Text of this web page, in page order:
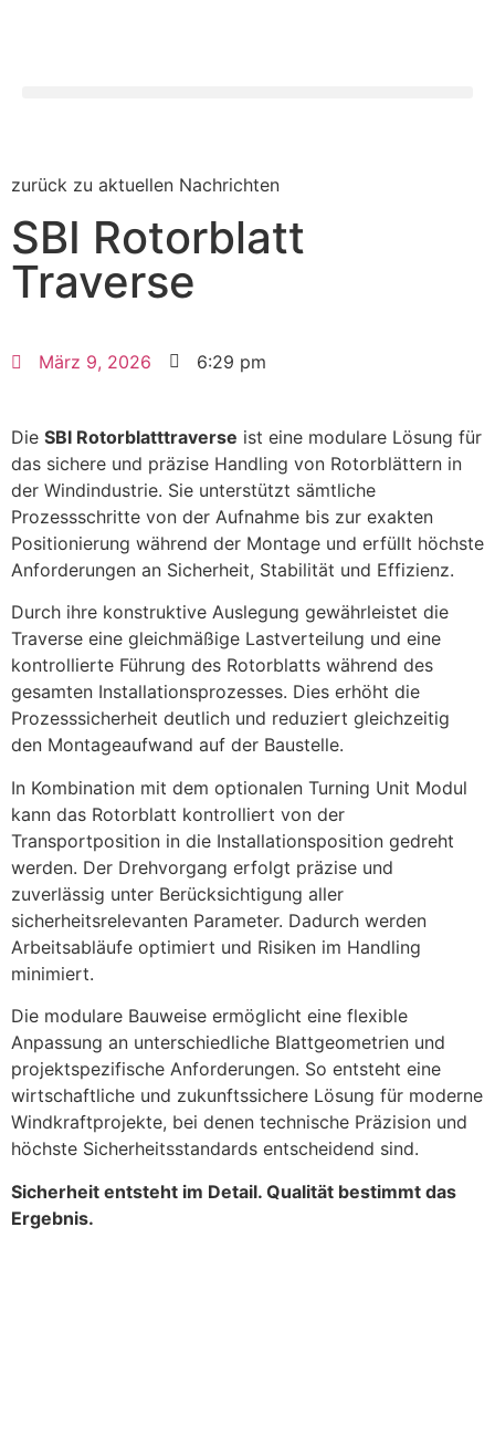
zurück zu aktuellen Nachrichten
SBI Rotorblatt
Traverse
März 9, 2026 6:29 pm
Die SBI Rotorblatttraverse ist eine modulare Lösung für
das sichere und präzise Handling von Rotorblättern in
der Windindustrie. Sie unterstützt sämtliche
Prozessschritte von der Aufnahme bis zur exakten
Positionierung während der Montage und erfüllt höchste
Anforderungen an Sicherheit, Stabilität und Effizienz.
Durch ihre konstruktive Auslegung gewährleistet die
Traverse eine gleichmäßige Lastverteilung und eine
kontrollierte Führung des Rotorblatts während des
gesamten Installationsprozesses. Dies erhöht die
Prozesssicherheit deutlich und reduziert gleichzeitig
den Montageaufwand auf der Baustelle.
In Kombination mit dem optionalen Turning Unit Modul
kann das Rotorblatt kontrolliert von der
Transportposition in die Installationsposition gedreht
werden. Der Drehvorgang erfolgt präzise und
zuverlässig unter Berücksichtigung aller
sicherheitsrelevanten Parameter. Dadurch werden
Arbeitsabläufe optimiert und Risiken im Handling
minimiert.
Die modulare Bauweise ermöglicht eine flexible
Anpassung an unterschiedliche Blattgeometrien und
projektspezifische Anforderungen. So entsteht eine
wirtschaftliche und zukunftssichere Lösung für moderne
Windkraftprojekte, bei denen technische Präzision und
höchste Sicherheitsstandards entscheidend sind.
Sicherheit entsteht im Detail. Qualität bestimmt das
Ergebnis.